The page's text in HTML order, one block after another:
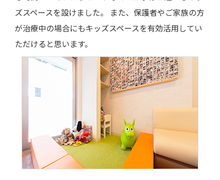
ズスペースを設けました。 また、保護者やご家族の方
が治療中の場合にもキッズスペースを有効活用してい
ただけると思います。